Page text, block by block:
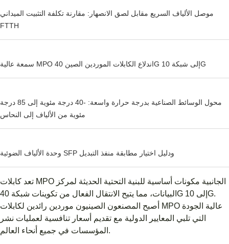
موصل الألياف السريع مقابل لصق الانصهار: مقارنة تكلفة التثبيت الميداني
FTTH
سمعة عالية MPO اندلاع الكابلات الموردين الصين 40G إلى شبكة 10G
محول الوسائط الصناعية بدرجة حرارة واسعة: -40 درجة مئوية إلى 85 درجة
مئوية من الألياف إلى النحاس
وحدة الألياف الضوئية SFP ودليل اختيار مطابقة منفذ التبديل
تعد كابلات MPO الجانبية مكونات أساسية للبنية التحتية الحديثة لمركز
البيانات، مما يتيح الانتقال الفعال من تكوينات شبكة 40G إلى 10G.
أصبح المصنعون الصينيون موردين رائدين لكابلات MPO عالية الجودة
التي تلبي المعايير الدولية مع تقديم أسعار تنافسية لعمليات نشر
المؤسسات في جميع أنحاء العالم.